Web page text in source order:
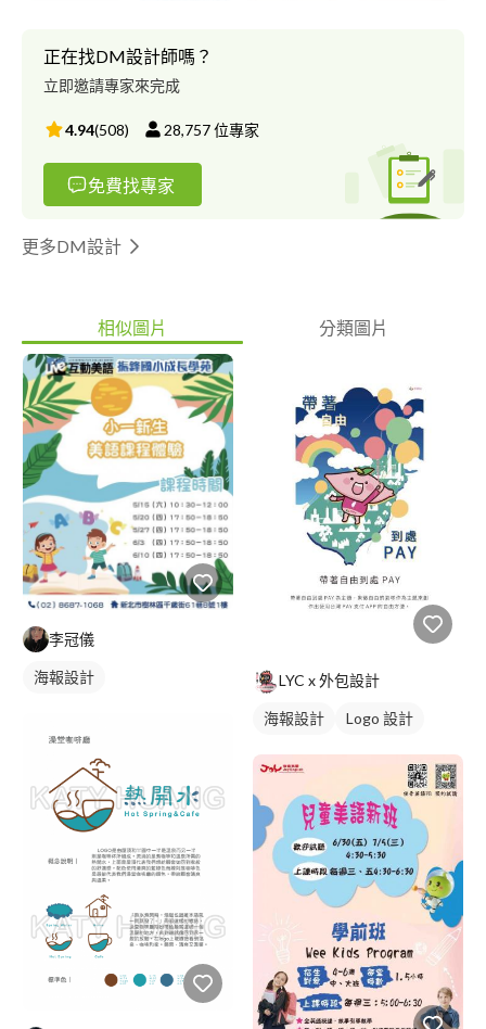
正在找DM設計師嗎？
立即邀請專家來完成
4.94(508) 28,757位專家
免費找專家
更多DM設計
相似圖片 分類圖片
李冠儀
海報設計 LYC x 外包設計
海報設計 Logo 設計